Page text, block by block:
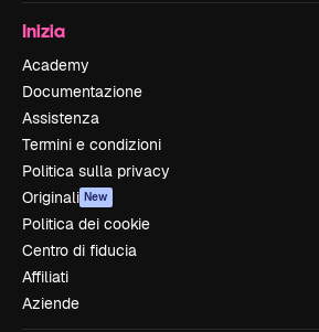
Inizia
Academy
Documentazione
Assistenza
Termini e condizioni
Politica sulla privacy
Originali New
Politica dei cookie
Centro di fiducia
Affiliati
Aziende